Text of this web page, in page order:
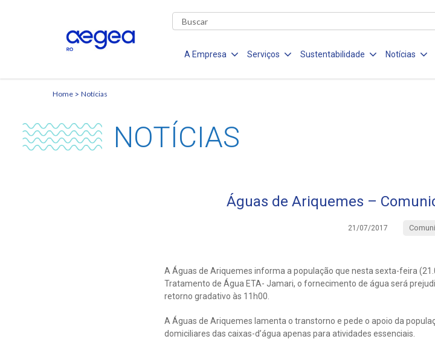
A Empresa Serviços Sustentabilidade Notícias
Home Notícias
NOTÍCIAS
Águas de Ariquemes –
21/07/2017
A Águas de Ariquemes informa a população que nesta sexta-feira
Tratamento de Água ETA- Jamari, o fornecimento de água será
retorno gradativo às 11h00.
A Águas de Ariquemes lamenta o transtorno e pede o apoio da
domiciliares das caixas-d’água apenas para atividades essenciais.